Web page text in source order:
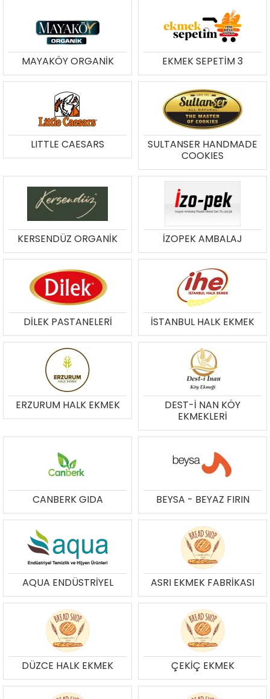
MAYAKÖY ORGANİK EKMEK SEPETİM 3
LITTLE CAESARS
SULTANSER HANDMADE
COOKIES
KERSENDÜZ ORGANİK İZOPEK AMBALAJ
DİLEK PASTANELERİ İSTANBUL HALK EKMEK
ERZURUM HALK EKMEK
DEST-İ NAN KÖY
EKMEKLERİ
CANBERK GIDA BEYSA - BEYAZ FIRIN
AQUA ENDÜSTRİYEL ASRI EKMEK FABRİKASI
DÜZCE HALK EKMEK ÇEKİÇ EKMEK